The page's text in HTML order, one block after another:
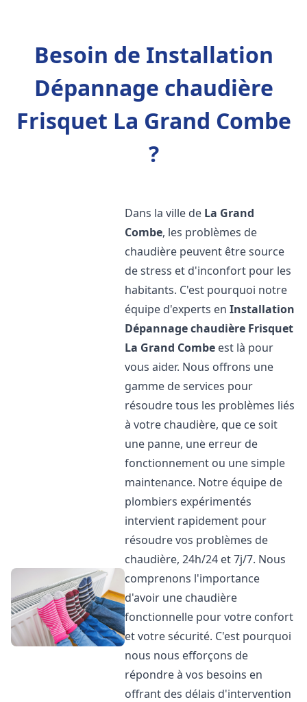
Besoin de Installation
Dépannage chaudière
Frisquet La Grand Combe
?
Dans la ville de La Grand
Combe, les problèmes de
chaudière peuvent être source
de stress et d'inconfort pour les
habitants. C'est pourquoi notre
équipe d'experts enInstallation
Dépannage chaudière Frisquet
La Grand Combe est là pour
vous aider. Nous offrons une
gamme de services pour
résoudre tous les problèmes liés
à votre chaudière, que ce soit
une panne, une erreur de
fonctionnement ou une simple
maintenance. Notre équipe de
plombiers expérimentés
intervient rapidement pour
résoudre vos problèmes de
chaudière, 24h/24 et 7j/7. Nous
comprenons l'importance
d'avoir une chaudière
fonctionnelle pour votre confort
et votre sécurité. C'est pourquoi
nous nous efforçons de
répondre à vos besoins en
offrant des délais d'intervention